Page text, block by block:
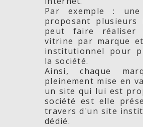
Par exemple : une
proposant plusieurs
peut faire réaliser
vitrine par marque
institutionnel pour
la société.
Ainsi, chaque
pleinement mise en
un site qui lui est
société est elle
travers d'un site
dédié.